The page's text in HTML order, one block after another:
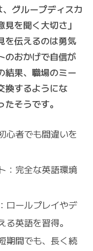
グループディスカ
を聞く大切さ」
を伝えるのは勇気
のおかげで自信が
結果、職場のミー
換するようにな
そうです。
心者でも間違いを
：完全な英語環境
：ロールプレイやデ
英語を習得。
期間でも、長く続